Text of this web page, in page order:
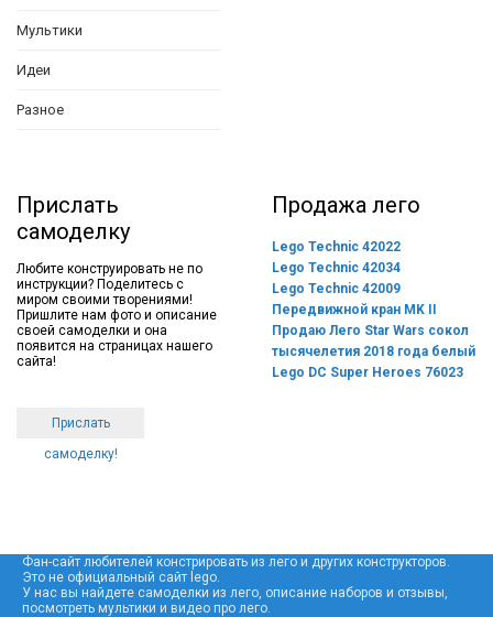
Мультики
Идеи
Разное
Прислать
самоделку
Любите конструировать не по
инструкции? Поделитесь с
миром своими творениями!
Пришлите нам фото и описание
своей самоделки и она
появится на страницах нашего
сайта!
Прислать
самоделку!
Продажа лего
Lego Technic 42022
Lego Technic 42034
Lego Technic 42009
Передвижной кран MK II
Продаю Лего Star Wars сокол
тысячелетия 2018 года белый
Lego DC Super Heroes 76023
Фан-сайт любителей констрировать из лего и других конструкторов.
Это не официальный сайт lego.
У нас вы найдете самоделки из лего, описание наборов и отзывы,
посмотреть мультики и видео про лего.